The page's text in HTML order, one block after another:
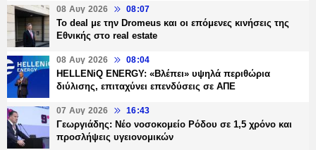
08 Αυγ 2026 08:07
Το deal με την Dromeus και οι επόμενες κινήσεις της
Εθνικής στο real estate
08 Αυγ 2026 08:04
HELLENiQ ENERGY: «Βλέπει» υψηλά περιθώρια
διύλισης, επιταχύνει επενδύσεις σε ΑΠΕ
07 Αυγ 2026 16:43
Γεωργιάδης: Νέο νοσοκομείο Ρόδου σε 1,5 χρόνο και
προσλήψεις υγειονομικών